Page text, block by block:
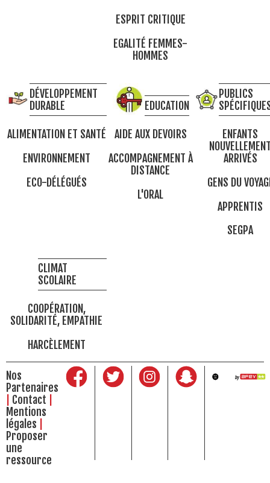
ESPRIT CRITIQUE
EGALITÉ FEMMES-
HOMMES
DÉVELOPPEMENT
DURABLE
ALIMENTATION ET SANTÉ
ENVIRONNEMENT
ECO-DÉLÉGUÉS
EDUCATION
AIDE AUX DEVOIRS
ACCOMPAGNEMENT À
DISTANCE
L'ORAL
PUBLICS
ENFANTS
ARRIVÉS
GENS DU
APPRENTIS
SEGPA
CLIMAT
SCOLAIRE
COOPÉRATION,
SOLIDARITÉ, EMPATHIE
HARCÈLEMENT
Nos
Partenaires
Contact
Mentions
légales
Proposer
une
ressource